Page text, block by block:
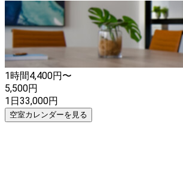
1時間4,400円〜
5,500円
1日33,000円
空室カレンダーを見る